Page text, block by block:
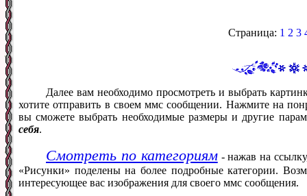
Страница: 1 2 3
Далее вам необходимо просмотреть и выбрать
хотите отправить в своем ммс сообщении. Нажмите на
вы сможете выбрать необходимые размеры и другие
себя.
Смотреть по категориям- нажав на
«Рисунки» поделены на более подробные категории.
интересующее вас изображения для своего ммс сообщения.